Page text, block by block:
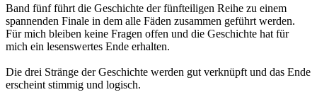
Band fünf führt die Geschichte der fünfteiligen Reihe zu einem
spannenden Finale in dem alle Fäden zusammen geführt werden.
Für mich bleiben keine Fragen offen und die Geschichte hat für
mich ein lesenswertes Ende erhalten.
Die drei Stränge der Geschichte werden gut verknüpft und das Ende
erscheint stimmig und logisch.